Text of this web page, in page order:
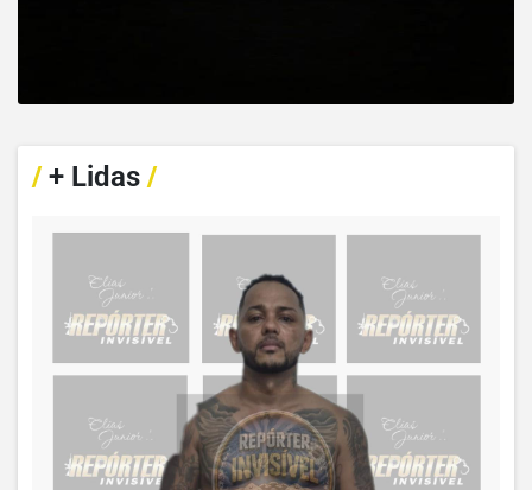
/+ Lidas /